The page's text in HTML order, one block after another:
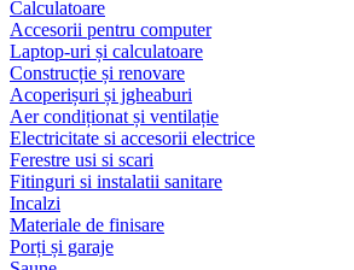
Calculatoare
Accesorii pentru computer
Laptop-uri și calculatoare
Construcție și renovare
Acoperișuri și jgheaburi
Aer condiționat și ventilație
Electricitate si accesorii electrice
Ferestre usi si scari
Fitinguri si instalatii sanitare
Incalzi
Materiale de finisare
Porți și garaje